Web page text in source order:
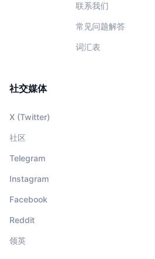
联系我们
常见问题解答
词汇表
社交媒体
X (Twitter)
社区
Telegram
Instagram
Facebook
Reddit
领英